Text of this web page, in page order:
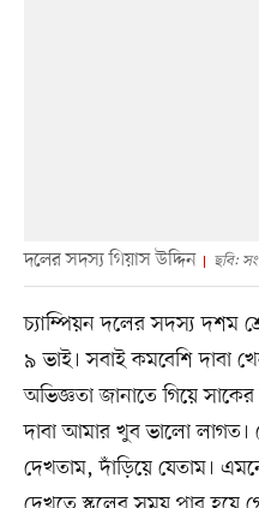
দলের সদস্য গিয়াস উদ্দিন ছবি:
চ্যাম্পিয়ন দলের সদস্য দশম
৯ ভাই। সবাই কমবেশি দাবা
অভিজ্ঞতা জানাতে গিয়ে
দাবা আমার খুব ভালো লাগত।
দেখতাম, দাঁড়িয়ে যেতাম।